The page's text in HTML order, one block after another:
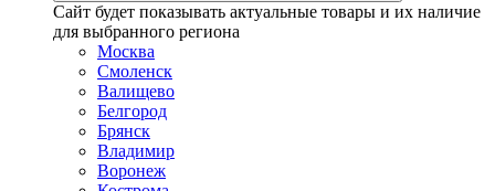
Сайт будет показывать актуальные товары и их наличие
для выбранного региона
Москва
Смоленск
Валищево
Белгород
Брянск
Владимир
Воронеж